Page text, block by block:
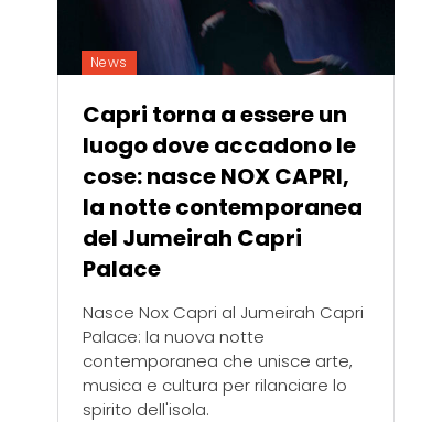
News
Capri torna a essere un
luogo dove accadono le
cose: nasce NOX CAPRI,
la notte contemporanea
del Jumeirah Capri
Palace
Nasce Nox Capri al Jumeirah Capri
Palace: la nuova notte
contemporanea che unisce arte,
musica e cultura per rilanciare lo
spirito dell'isola.